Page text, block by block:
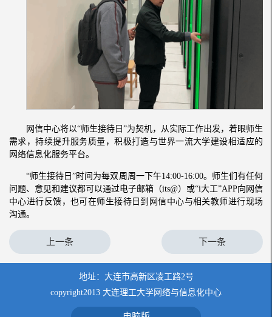
网信中心将以“师生接待日”为契机，从实际工作出发，着眼师生
需求，持续提升服务质量，积极打造与世界一流大学建设相适应的
网络信息化服务平台。
“师生接待日”时间为每双周周一下午14:00-16:00。师生们有任何
问题、意见和建议都可以通过电子邮箱（its@）或“i大工”APP向网信
中心进行反馈，也可在师生接待日到网信中心与相关教师进行现场
沟通。
上一条 下一条
地址：大连市高新区凌工路2号
copyright2013 大连理工大学网络与信息化中心